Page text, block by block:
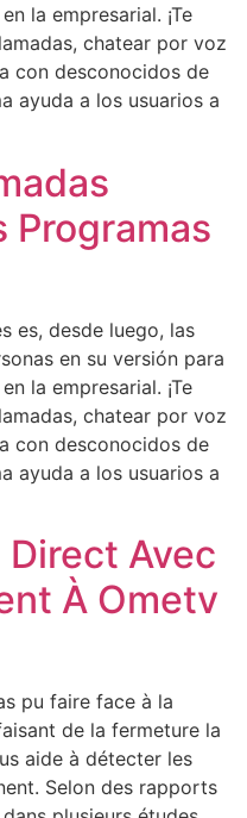
la empresarial. ¡Te
chatear por voz
con desconocidos de
ayuda a los usuarios a
Programas
es, desde luego, las
en su versión para
la empresarial. ¡Te
chatear por voz
con desconocidos de
ayuda a los usuarios a
Avec
À Ometv
pu faire face à la
de la fermeture la
aide à détecter les
Selon des rapports